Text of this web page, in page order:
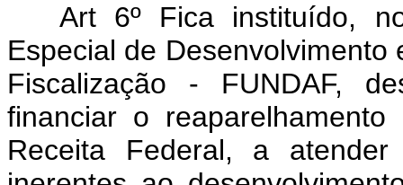
Art 6º Fica instituído,
Especial de Desenvolvimento
Fiscalização - FUNDAF,
financiar o
Receita Federal, a